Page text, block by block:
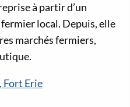
à partir d’un
local. Depuis, elle
marchés fermiers,
Fort Erie